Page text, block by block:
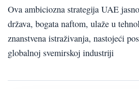
Ova ambiciozna strategija UAE
država, bogata naftom, ulaže u
znanstvena istraživanja, nastojeći
globalnoj svemirskoj industriji